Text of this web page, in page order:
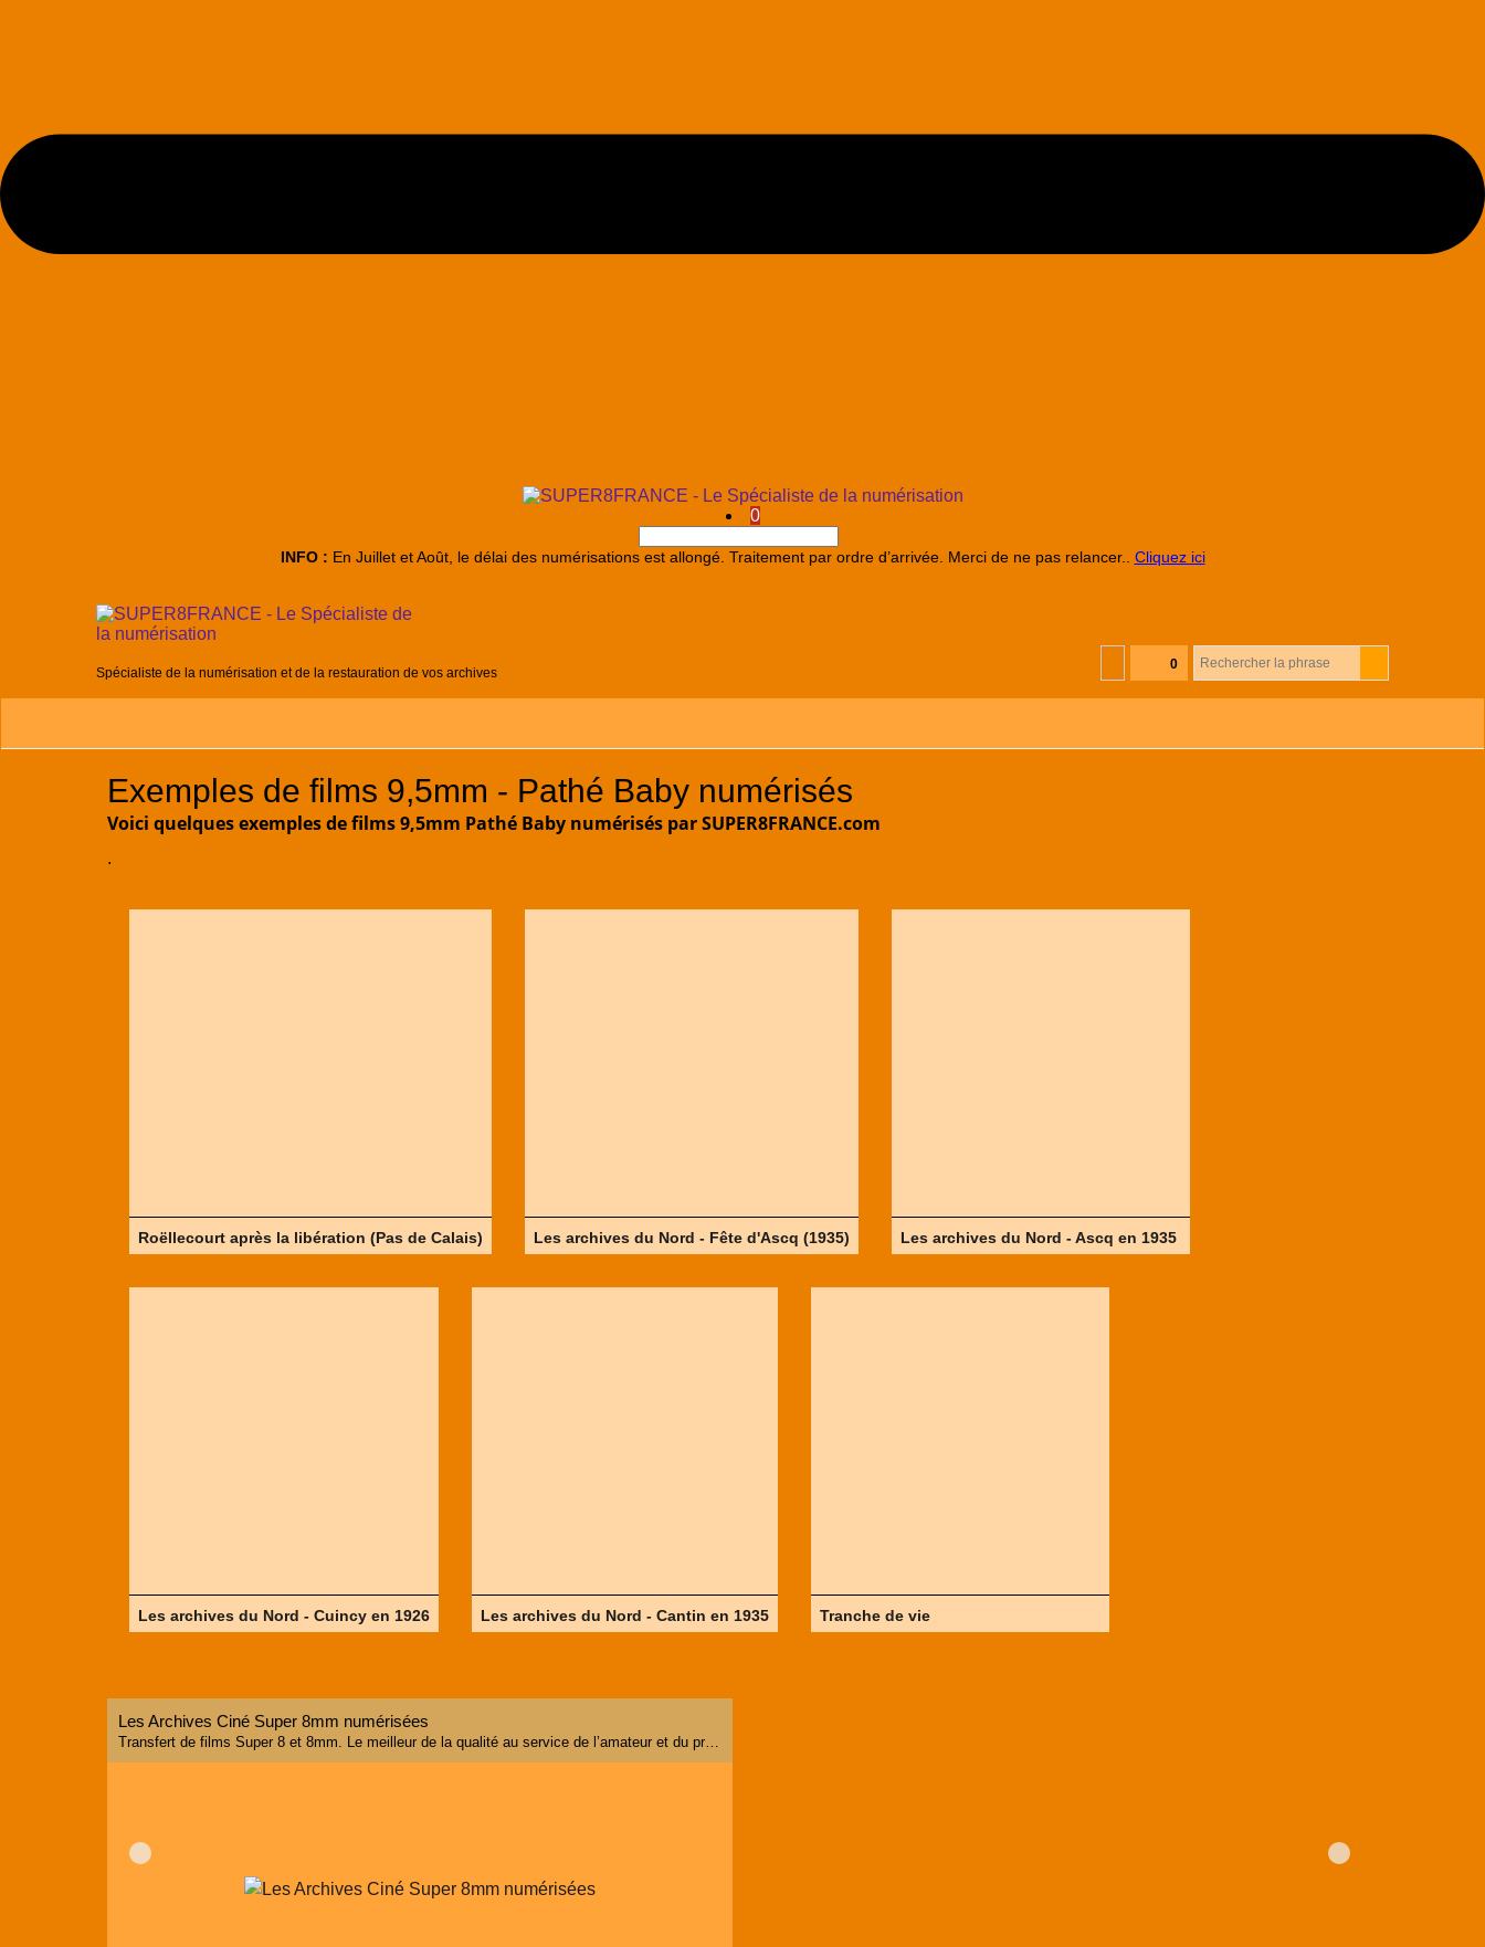
0
INFO : En Juillet et Août, le délai des numérisations est allongé. Traitement par ordre d’arrivée. Merci de ne pas relancer.. Cliquez ici
Spécialiste de la numérisation et de la restauration de vos archives
0
Exemples de films 9,5mm - Pathé Baby numérisés
Voici quelques exemples de films 9,5mm Pathé Baby numérisés par SUPER8FRANCE.com
.
Roëllecourt après la libération (Pas de Calais) Les archives du Nord - Fête d'Ascq (1935) Les archives du Nord - Ascq en 1935
Les archives du Nord - Cuincy en 1926 Les archives du Nord - Cantin en 1935 Tranche de vie
Les Archives Ciné Super 8mm numérisées
Transfert de films Super 8 et 8mm. Le meilleur de la qualité au service de l’amateur et du professionnel par Le Spécialiste du Super 8 en France. 30 ans d'expérience dans la numérisation.